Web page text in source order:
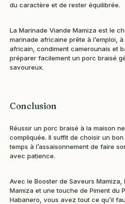
du caractère et de rester équilibrée.
La Marinade Viande Mamiza est le
marinade africaine prête à l’emploi,
africain, condiment camerounais et
préparer facilement un porc braisé
savoureux.
Conclusion
Réussir un porc braisé à la maison
compliquée. Il suffit de choisir un
temps à l’assaisonnement de faire
avec patience.
Avec le Booster de Saveurs Mamiza,
Mamiza et une touche de Piment du
Habanero, vous avez tout ce qu’il